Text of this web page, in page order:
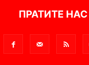
ПРАТИТЕ НАС